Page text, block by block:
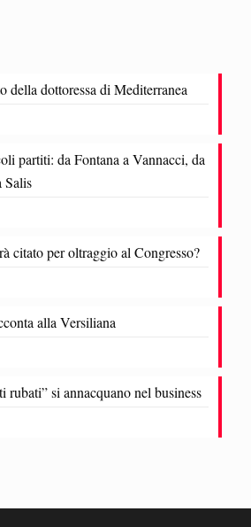
della dottoressa di Mediterranea
partiti: da Fontana a Vannacci, da
Salis
citato per oltraggio al Congresso?
alla Versiliana
rubati” si annacquano nel business